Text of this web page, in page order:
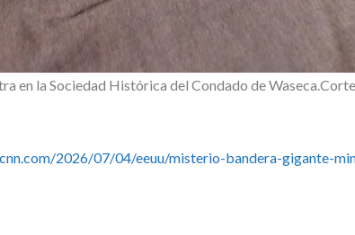
en la Sociedad Histórica del Condado de Waseca.
2026/07/04/eeuu/misterio-bandera-gigante-